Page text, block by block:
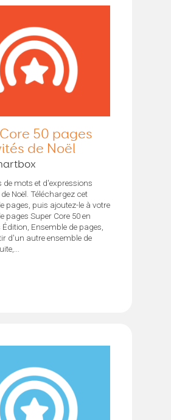
50 pages
de Noël
de mots et d'expressions
Noël. Téléchargez cet
pages, puis ajoutez-le à votre
pages Super Core 50 en
Ensemble de pages,
d'un autre ensemble de